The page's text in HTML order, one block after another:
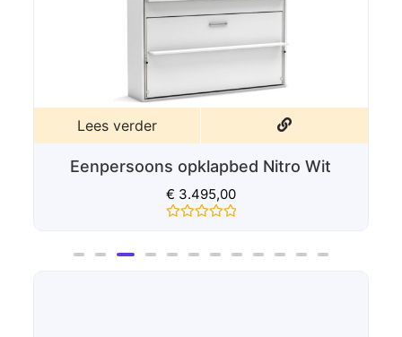
Lees verder
Eenpersoons opklapbed Nitro Verde
€ 3.495,00
uit